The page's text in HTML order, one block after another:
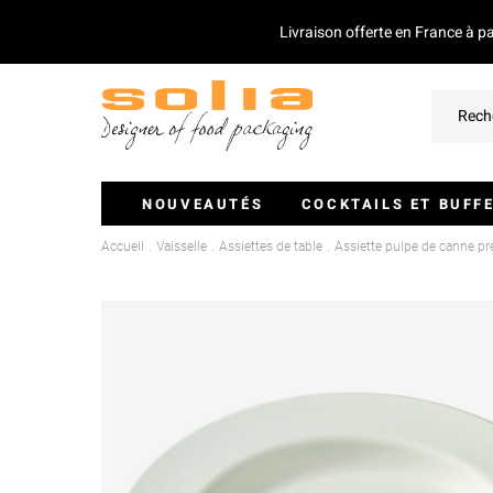
Livraison offerte en France à
NOUVEAUTÉS COCKTAILS ET
Verrines Et Monoportions
Accueil Vaisselle Assiettes de table Assiette pulpe de canne